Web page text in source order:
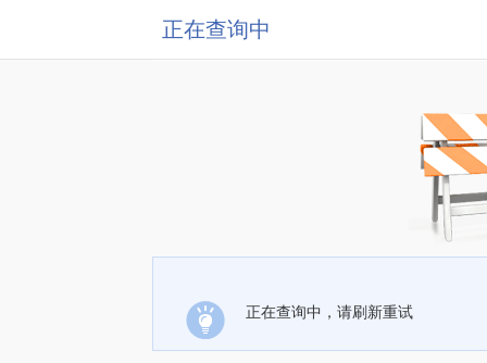
正在查询中
正在查询中，请刷新重试